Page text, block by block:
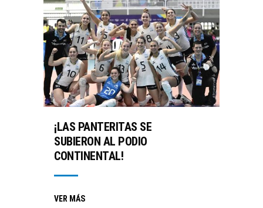
¡LAS PANTERITAS SE
SUBIERON AL PODIO
CONTINENTAL!
VER MÁS